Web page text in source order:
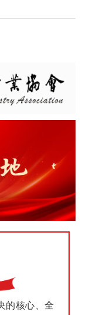
的核心、全